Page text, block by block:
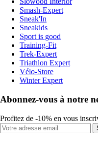
Smash-Expert
Sneak'In
Sneakids
Sport is good
Training-Fit
Trek-Expert
Triathlon Expert
Vélo-Store
Winter Expert
Abonnez-vous à notre
Profitez de -10% en vous